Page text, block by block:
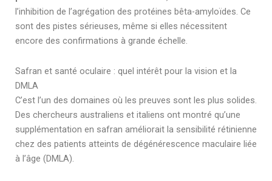
l’inhibition de l’agrégation des protéines bêta-amyloïdes. Ce
sont des pistes sérieuses, même si elles nécessitent
encore des confirmations à grande échelle.
Safran et santé oculaire : quel intérêt pour la vision et la
DMLA
C’est l’un des domaines où les preuves sont les plus solides.
Des chercheurs australiens et italiens ont montré qu’une
supplémentation en safran améliorait la sensibilité rétinienne
chez des patients atteints de dégénérescence maculaire liée
à l’âge (DMLA).